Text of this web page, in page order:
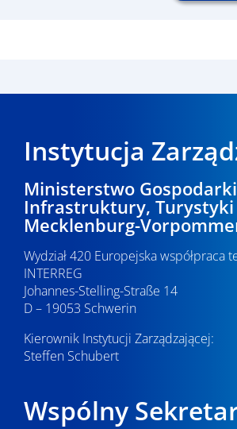
Instytucja
Ministerstwo
Infrastruktury, Turystyki
Mecklenburg-
Wydział 420 Europejska współpraca
INTERREG
Johannes-Stelling-Straße 14
D – 19053 Schwerin
Kierownik Instytucji Zarządzającej:
Steffen Schubert
Wspólny